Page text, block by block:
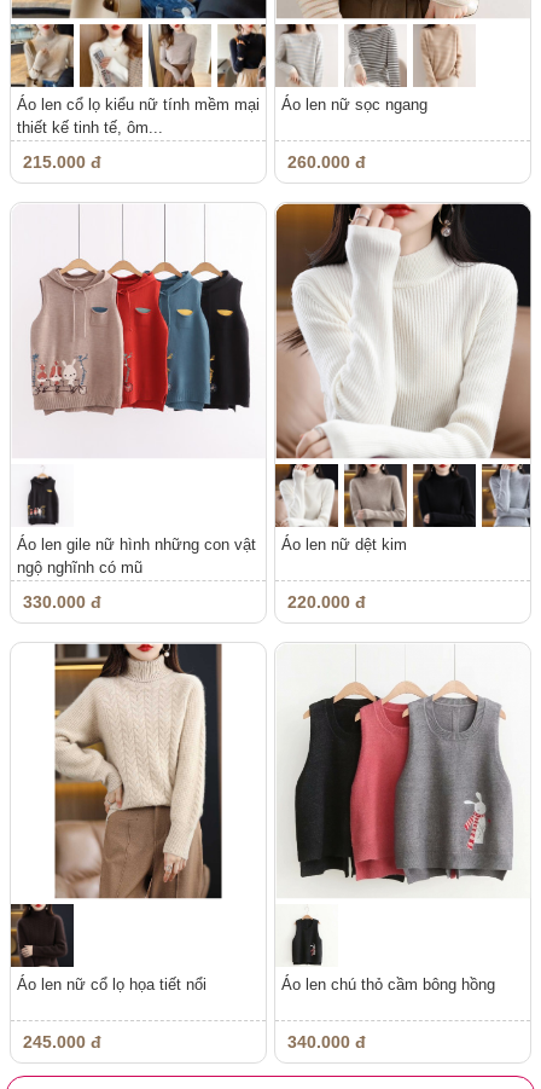
Áo len cổ lọ kiểu nữ tính mềm mại
thiết kế tinh tế, ôm...
215.000 đ
Áo len nữ sọc ngang
260.000 đ
Áo len gile nữ hình những con vật
ngộ nghĩnh có mũ
330.000 đ
Áo len nữ dệt kim
220.000 đ
Áo len nữ cổ lọ họa tiết nổi
245.000 đ
Áo len chú thỏ cầm bông hồng
340.000 đ